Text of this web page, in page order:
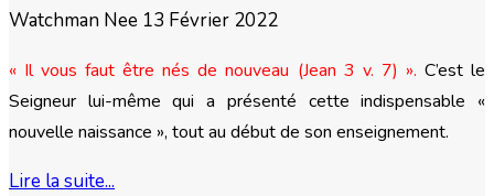
Watchman Nee 13 Février 2022
« Il vous faut être nés de nouveau (Jean 3 v. 7) ». C’est le
Seigneur lui-même qui a présenté cette indispensable «
nouvelle naissance », tout au début de son enseignement.
Lire la suite...